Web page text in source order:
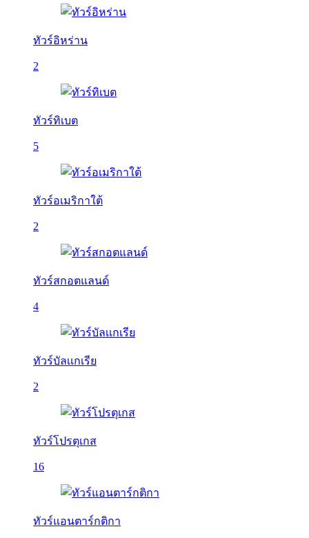
ทัวร์อิหร่าน
2
ทัวร์ทิเบต
5
ทัวร์อเมริกาใต้
2
ทัวร์สกอตแลนด์
4
ทัวร์บัลเเกเรีย
2
ทัวร์โปรตุเกส
16
ทัวร์แอนตาร์กติกา